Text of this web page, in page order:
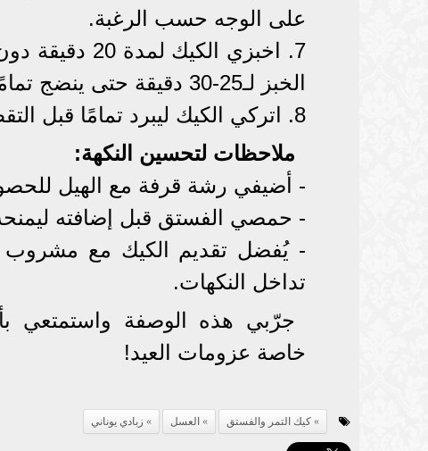
على الوجه حسب الرغبة.
7. اخبزي
الخبز لـ25-30 دقيقة حتى ينضج تمامًا.
8. اتركي الكيك ليبرد تمامًا قبل التقطيع للحصول على الشكل المثالي.
ملاحظات لتحسين النكهة:
- أضيفي رشة قرفة مع الهيل
- حمصي الفستق قبل إضافته
- يُفضل تقديم الكيك مع مشروب
تداخل النكهات.
جرّبي هذه الوصفة واستمتعي
خاصة عزومات العيد!
كيك التمر والفستق العسل زبادي يوناني